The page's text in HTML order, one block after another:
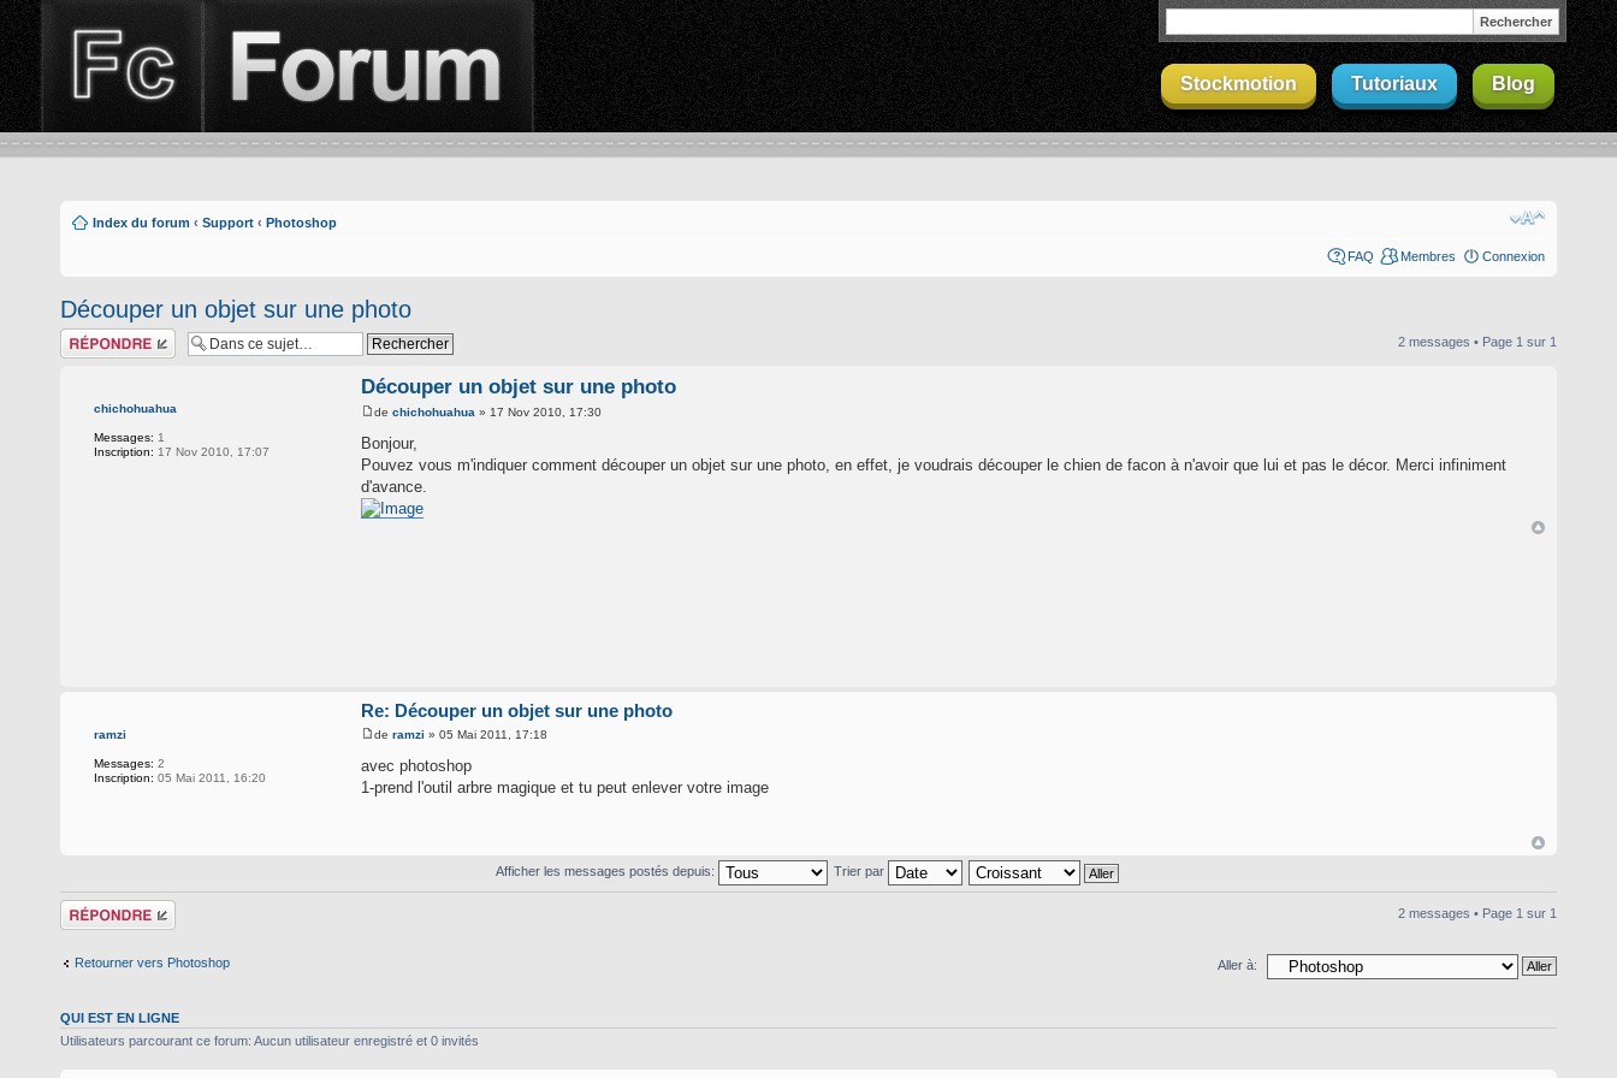
Stockmotion Tutoriaux Blog
Index du forum ‹ Support ‹ Photoshop
FAQ Membres Connexion
Découper un objet sur une photo
Répondre 2 messages • Page 1 sur 1
chichohuahua
Messages: 1
Inscription: 17 Nov 2010, 17:07
Découper un objet sur une photo
de chichohuahua » 17 Nov 2010, 17:30
Bonjour,
Pouvez vous m'indiquer comment découper un objet sur une photo, en effet, je voudrais découper le chien de facon à n'avoir que lui et pas le décor. Merci infiniment
d'avance.
ramzi
Messages: 2
Inscription: 05 Mai 2011, 16:20
Re: Découper un objet sur une photo
de ramzi » 05 Mai 2011, 17:18
avec photoshop
1-prend l'outil arbre magique et tu peut enlever votre image
Afficher les messages postés depuis: Trier par
Répondre 2 messages • Page 1 sur 1
Retourner vers Photoshop Aller à:
QUI EST EN LIGNE
Utilisateurs parcourant ce forum: Aucun utilisateur enregistré et 0 invités